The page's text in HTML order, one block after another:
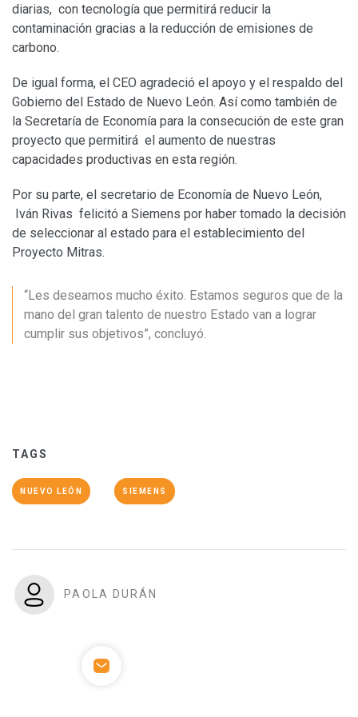
diarias, con tecnología que permitirá reducir la
contaminación gracias a la reducción de emisiones de
carbono.
De igual forma, el CEO agradeció el apoyo y el respaldo del
Gobierno del Estado de Nuevo León. Así como también de
la Secretaría de Economía para la consecución de este gran
proyecto que permitirá el aumento de nuestras
capacidades productivas en esta región.
Por su parte, el secretario de Economía de Nuevo León,
Iván Rivas felicitó a Siemens por haber tomado la decisión
de seleccionar al estado para el establecimiento del
Proyecto Mitras.
“Les deseamos mucho éxito. Estamos seguros que de la
mano del gran talento de nuestro Estado van a lograr
cumplir sus objetivos”, concluyó.
TAGS
NUEVO LEÓN SIEMENS
PAOLA DURÁN